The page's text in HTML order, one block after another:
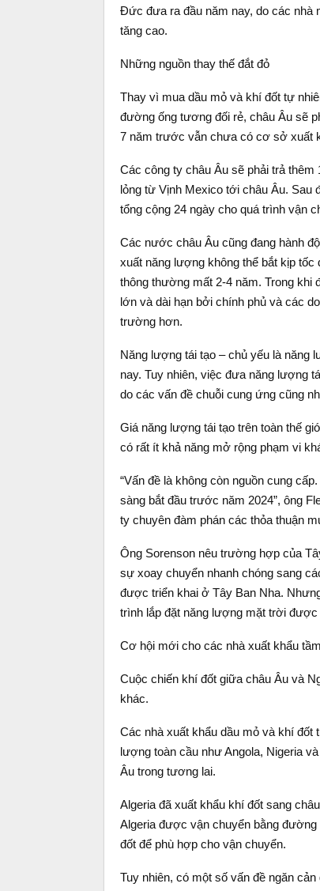
Đức đưa ra đầu năm nay, do các nhà
tăng cao.
Những nguồn thay thế đắt đỏ
Thay vì mua dầu mỏ và khí đốt tự
đường ống tương đối rẻ, châu Âu sẽ
7 năm trước vẫn chưa có cơ sở xuất
Các công ty châu Âu sẽ phải trả
lỏng từ Vịnh Mexico tới châu Âu. Sau
tổng cộng 24 ngày cho quá trình vận
Các nước châu Âu cũng đang hành
xuất năng lượng không thể bắt kịp
thông thường mất 2-4 năm. Trong khi
lớn và dài hạn bởi chính phủ và các
trường hơn.
Năng lượng tái tạo – chủ yếu là năng
nay. Tuy nhiên, việc đưa năng lượng
do các vấn đề chuỗi cung ứng cũng
Giá năng lượng tái tạo trên toàn thế
có rất ít khả năng mở rộng phạm vi
“Vấn đề là không còn nguồn cung
sàng bắt đầu trước năm 2024”, ông
ty chuyên đàm phán các thỏa thuận
Ông Sorenson nêu trường hợp của
sự xoay chuyển nhanh chóng sang
được triển khai ở Tây Ban Nha.
trình lắp đặt năng lượng mặt trời được
Cơ hội mới cho các nhà xuất khẩu
Cuộc chiến khí đốt giữa châu Âu và
khác.
Các nhà xuất khẩu dầu mỏ và khí
lượng toàn cầu như Angola, Nigeria
Âu trong tương lai.
Algeria đã xuất khẩu khí đốt sang
Algeria được vận chuyển bằng
đốt để phù hợp cho vận chuyển.
Tuy nhiên, có một số vấn đề ngăn